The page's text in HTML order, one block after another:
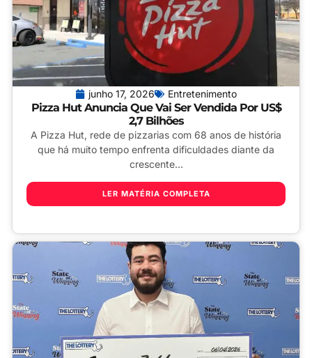
junho 17, 2026 Entretenimento
Pizza Hut Anuncia Que Vai Ser Vendida Por US$
2,7 Bilhões
A Pizza Hut, rede de pizzarias com 68 anos de história
que há muito tempo enfrenta dificuldades diante da
crescente...
LER MATÉRIA COMPLETA